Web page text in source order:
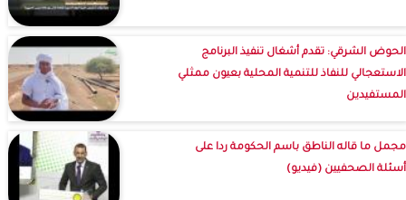
الحوض الشرقي: تقدم أشغال تنفيذ البرنامج
الاستعجالي للنفاذ للتنمية المحلية بعيون ممثلي
المستفيدين
مجمل ما قاله الناطق باسم الحكومة ردا على
أسئلة الصحفيين (فيديو)